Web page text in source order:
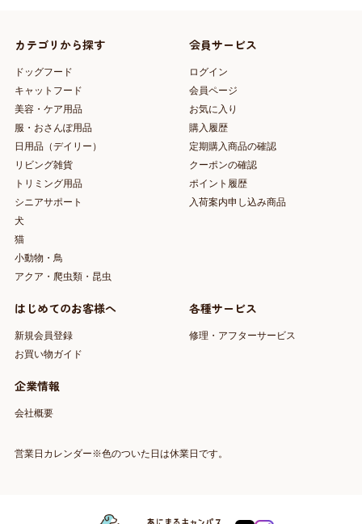
カテゴリから探す
ドッグフード
キャットフード
美容・ケア用品
服・おさんぽ用品
日用品（デイリー）
リビング雑貨
トリミング用品
シニアサポート
犬
猫
小動物・鳥
アクア・爬虫類・昆虫
会員サービス
ログイン
会員ページ
お気に入り
購入履歴
定期購入商品の確認
クーポンの確認
ポイント履歴
入荷案内申し込み商品
はじめてのお客様へ
新規会員登録
お買い物ガイド
各種サービス
修理・アフターサービス
企業情報
会社概要
営業日カレンダー※色のついた日は休業日です。